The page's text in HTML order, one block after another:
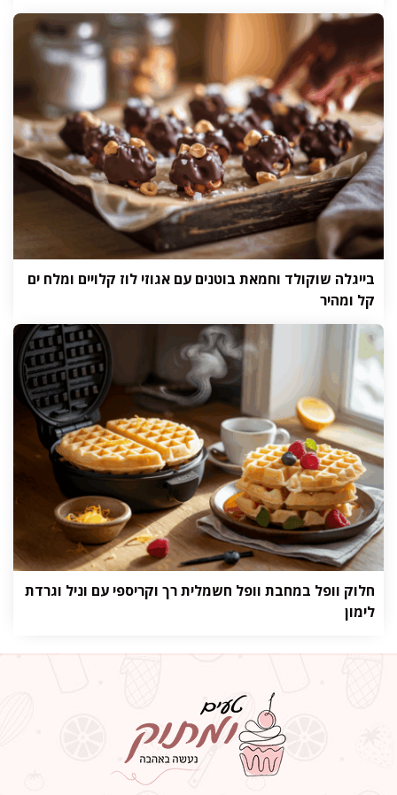
בייגלה שוקולד וחמאת בוטנים עם אגוזי לוז קלויים ומלח ים
קל ומהיר
חלוק וופל במחבת וופל חשמלית רך וקריספי עם וניל וגרדת
לימון